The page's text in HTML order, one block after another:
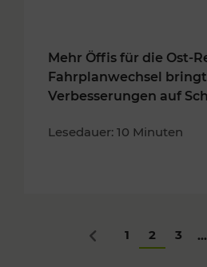
Mehr Öffis für die Ost-
Fahrplanwechsel
Verbesserungen auf
Lesedauer: 10 Minuten
Zurück
1 2 3 ...